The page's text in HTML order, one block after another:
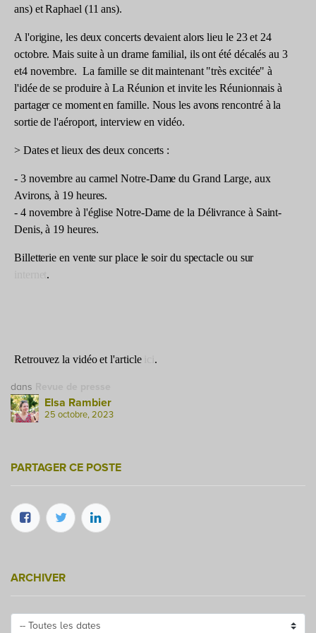
ans) et Raphael (11 ans).
A l'origine, les deux concerts devaient alors lieu le 23 et 24
octobre. Mais suite à un drame familial, ils ont été décalés au 3
et4 novembre. La famille se dit maintenant "très excitée" à
l'idée de se produire à La Réunion et invite les Réunionnais à
partager ce moment en famille. Nous les avons rencontré à la
sortie de l'aéroport, interview en vidéo.
> Dates et lieux des deux concerts :
- 3 novembre au carmel Notre-Dame du Grand Large, aux
Avirons, à 19 heures.
- 4 novembre à l'église Notre-Dame de la Délivrance à Saint-
Denis, à 19 heures.
Billetterie en vente sur place le soir du spectacle ou sur
.
Retrouvez la vidéo et l'article .
dans
Elsa Rambier
25 octobre, 2023
PARTAGER CE POSTE
ARCHIVER